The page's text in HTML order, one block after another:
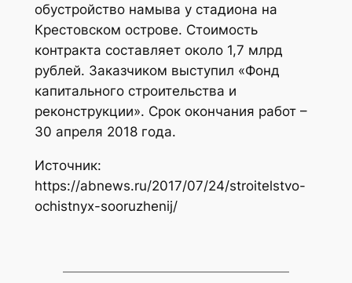
обустройство намыва у стадиона на
Крестовском острове. Стоимость
контракта составляет около 1,7 млрд
рублей. Заказчиком выступил «Фонд
капитального строительства и
реконструкции». Срок окончания работ –
30 апреля 2018 года.
Источник:
https://abnews.ru/2017/07/24/stroitelstvo-
ochistnyx-sooruzhenij/